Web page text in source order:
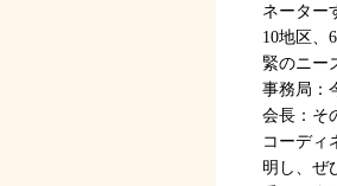
ネーター
10地区、
緊のニー
事務局：
会長：そ
コーディ
明し、ぜ